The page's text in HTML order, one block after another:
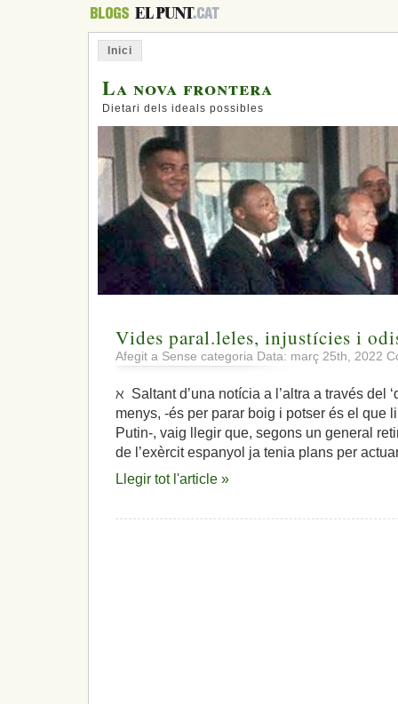
Inici
La nova frontera
Dietari dels ideals possibles
Vides paral.leles, injustícies i
Afegit a Sense categoria Data: març 25th, 2022
ℵ Saltant d’una notícia a l’altra a través del
menys, -és per parar boig i potser és el que li
Putin-, vaig llegir que, segons un general
de l’exèrcit espanyol ja tenia plans per
Llegir tot l'article »